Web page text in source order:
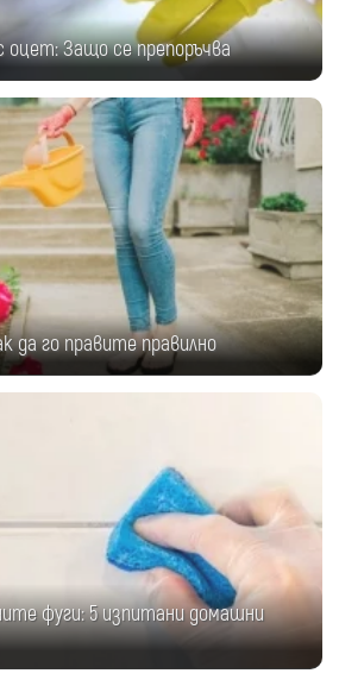
оцет: Защо се препоръчва
да го правите правилно
фуги: 5 изпитани домашни